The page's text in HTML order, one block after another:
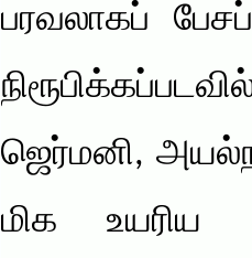
பரவலாகப்
ஜெர்மனி,
மிக உயரிய